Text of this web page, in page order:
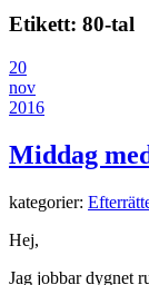
Etikett: 80-tal
20
nov
2016
Middag
kategorier:
Hej,
Jag jobbar dygnet